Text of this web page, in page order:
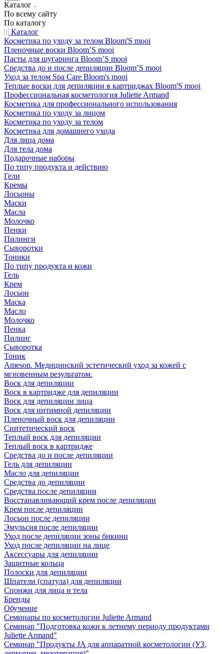
Каталог
По всему сайту
По каталогу
Каталог
Косметика по уходу за телом Bloom'S mooi
Пленочные воски Bloom’S mooi
Пасты для шугаринга Bloom’S mooi
Средства до и после депиляции Bloom’S mooi
Уход за телом Spa Care Bloom's mooi
Теплые воски для депиляции в картриджах Bloom'S mooi
Профессиональная косметология Juliette Armand
Косметика для профессионального использования
Косметика по уходу за лицом
Косметика по уходу за телом
Косметика для домашнего ухода
Для лица дома
Для тела дома
Подарочные наборы
По типу продукта и действию
Гели
Кремы
Лосьоны
Маски
Масла
Молочко
Пенки
Пилинги
Сыворотки
Тоники
По типу продукта и кожи
Гель
Крем
Лосьон
Маска
Масло
Молочко
Пенка
Пилинг
Сыворотка
Тоник
Ameson. Медицинский эстетический уход за кожей с
мгновенным результатом.
Воск для депиляции
Воск в картридже для депиляции
Воск для депиляции лица
Воск для интимной депиляции
Пленочный воск для депиляции
Синтетический воск
Теплый воск для депиляции
Теплый воск в картридже
Средства до и после депиляции
Гель для депиляции
Масло для депиляции
Средства до депиляции
Средства после депиляции
Восстанавливающий крем после депиляции
Крем после депиляции
Лосьон после депиляции
Эмульсия после депиляции
Уход после депиляции зоны бикини
Уход после депиляции на лице
Аксессуары для депиляции
Защитные кольца
Полоски для депиляции
Шпатели (спатула) для депиляции
Спонжи для лица и тела
Бренды
Обучение
Семинары по косметологии Juliette Armand
Семинар "Подготовка кожи к летнему периоду продуктами
Juliette Armand"
Семинар "Продукты JA для аппаратной косметологии (УЗ,